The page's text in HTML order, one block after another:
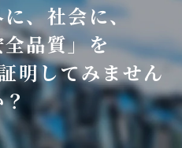
、社会に、
品質」を
明してみません